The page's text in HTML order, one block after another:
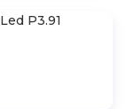
P3.91